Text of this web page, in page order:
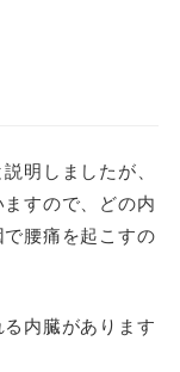
明しましたが、
すので、どの内
腰痛を起こすの
内臓があります